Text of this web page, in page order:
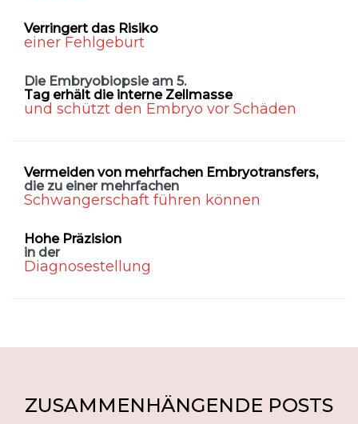
Verringert das Risiko
einer Fehlgeburt
Die Embryobiopsie am 5.
Tag erhält die interne Zellmasse
und schützt den Embryo vor Schäden
Vermeiden von mehrfachen Embryotransfers,
die zu einer mehrfachen
Schwangerschaft führen können
Hohe Präzision
in der
Diagnosestellung
ZUSAMMENHÄNGENDE POSTS